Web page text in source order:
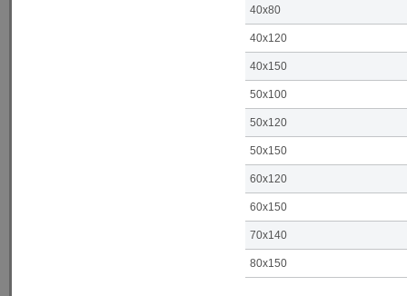
40x80
40x120
40x150
50x100
50x120
50x150
60x120
60x150
70x140
80x150